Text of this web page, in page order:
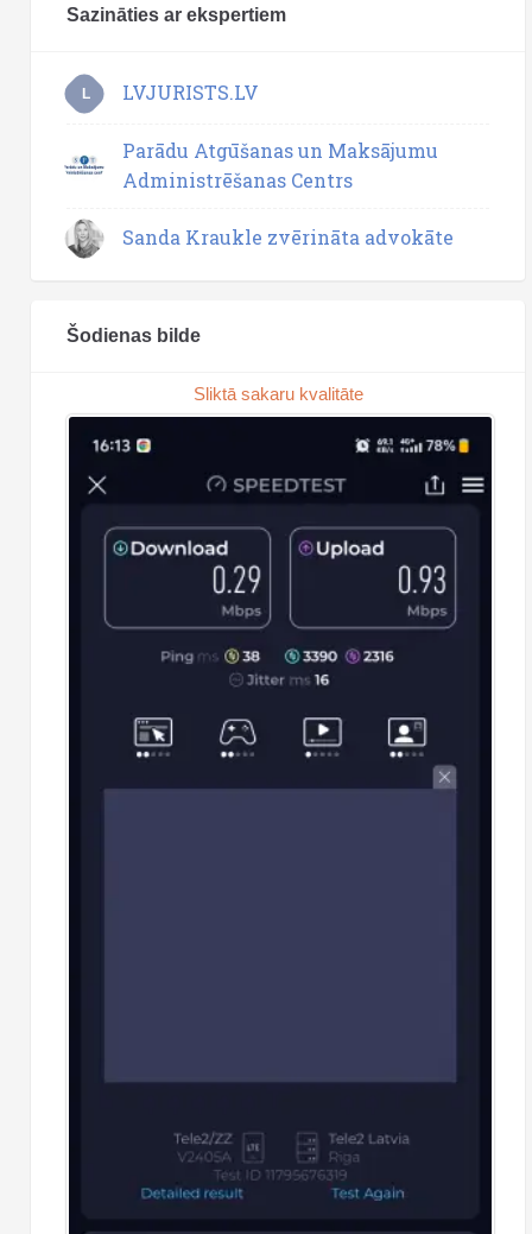
Sazināties ar ekspertiem
L LVJURISTS.LV
Parādu Atgūšanas un Maksājumu
Administrēšanas Centrs
Sanda Kraukle zvērināta advokāte
Šodienas bilde
Sliktā sakaru kvalitāte